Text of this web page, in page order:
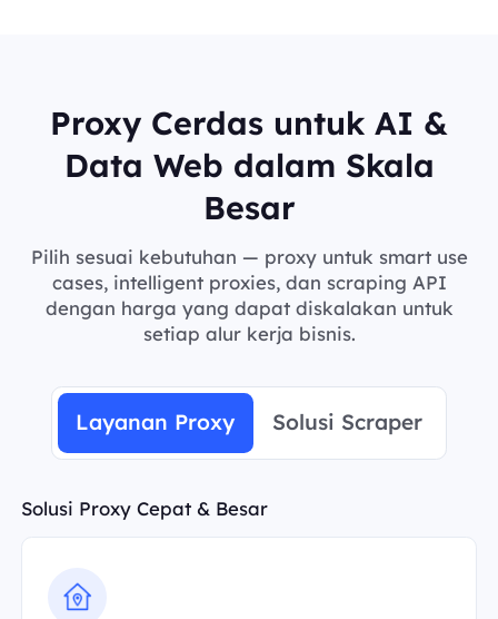
Proxy Cerdas untuk AI &
Data Web dalam Skala
Besar
Pilih sesuai kebutuhan — proxy untuk smart use
cases, intelligent proxies, dan scraping API
dengan harga yang dapat diskalakan untuk
setiap alur kerja bisnis.
Layanan Proxy Solusi Scraper
Solusi Proxy Cepat & Besar